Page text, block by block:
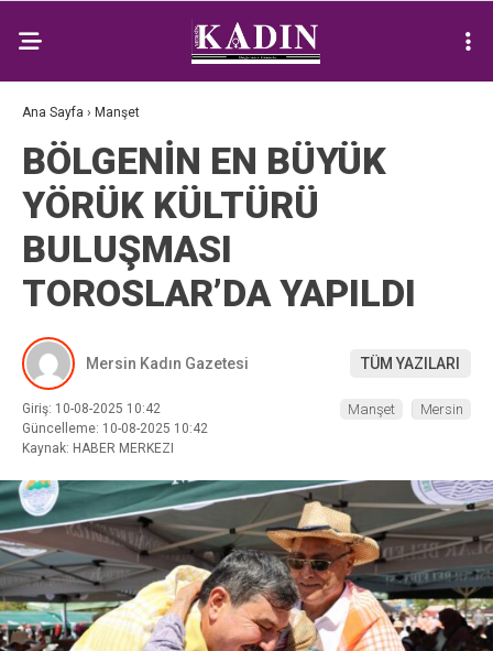
Ana Sayfa › Manşet
BÖLGENİN EN BÜYÜK
YÖRÜK KÜLTÜRÜ
BULUŞMASI
TOROSLAR’DA YAPILDI
Mersin Kadın Gazetesi TÜM YAZILARI
Giriş: 10-08-2025 10:42
Güncelleme: 10-08-2025 10:42
Kaynak: HABER MERKEZI
Manşet Mersin